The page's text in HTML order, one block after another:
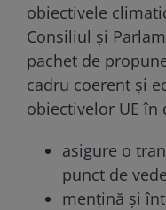
obiectivele
Consiliul și
pachet de
cadru coerent și
obiectivelor UE în
asigure o
punct de
mențină și